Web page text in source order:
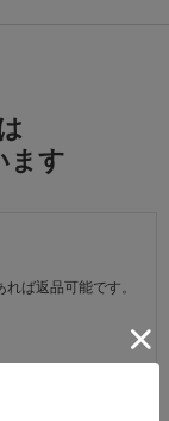
ます
ば返品可能です。
て済みの場合